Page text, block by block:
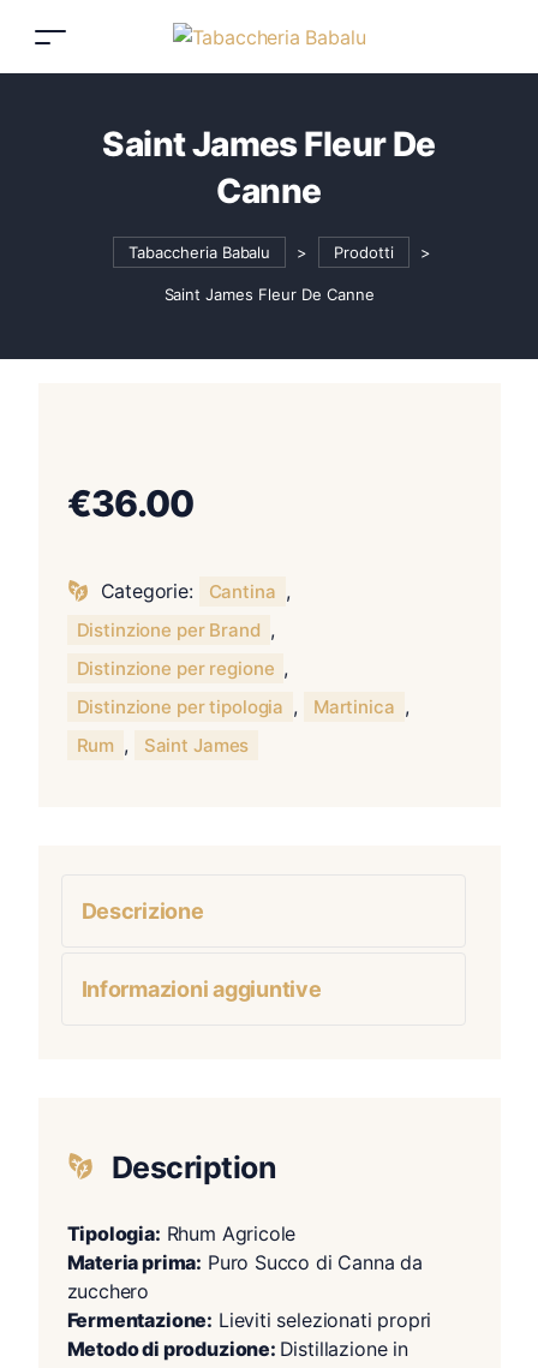
Saint James Fleur De
Canne
Tabaccheria Babalu > Prodotti >
Saint James Fleur De Canne
€36.00
Categorie: Cantina ,
Distinzione per Brand ,
Distinzione per regione ,
Distinzione per tipologia , Martinica ,
Rum , Saint James
Descrizione
Informazioni aggiuntive
Description
Tipologia: Rhum Agricole
Materia prima: Puro Succo di Canna da
zucchero
Fermentazione: Lieviti selezionati propri
Metodo di produzione: Distillazione in